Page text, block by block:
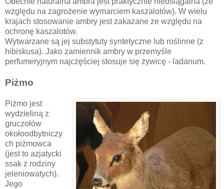
względu na zagrożenie wymarciem kaszalotów). W wielu
krajach stosowanie ambry jest zakazane ze względu na
ochronę kaszalotów.
Wytwarzane są jej substytuty syntetyczne lub roślinne (z
hibiskusa). Jako zamiennik ambry w przemyśle
perfumeryjnym najczęściej stosuje się żywicę - ladanum.
Piżmo
Piżmo jest
wydzieliną z
gruczołów
okołoodbytniczy
ch piżmowca
(jest to azjatycki
ssak z rodziny
jeleniowatych).
Jego